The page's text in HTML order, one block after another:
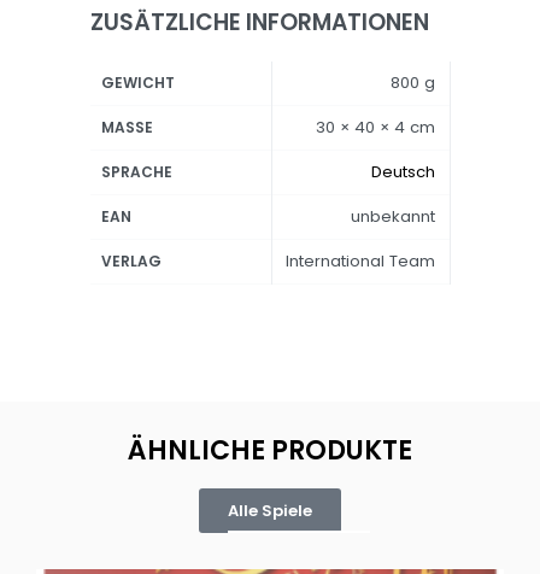
ZUSÄTZLICHE INFORMATIONEN
GEWICHT 800 g
MASSE 30 × 40 × 4 cm
SPRACHE Deutsch
EAN unbekannt
VERLAG International Team
ÄHNLICHE PRODUKTE
Alle Spiele